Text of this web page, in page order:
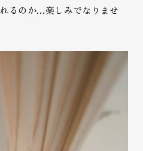
るのか…楽しみでなりませ